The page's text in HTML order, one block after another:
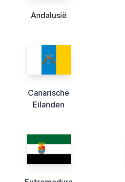
Andalusië
Canarische
Eilanden